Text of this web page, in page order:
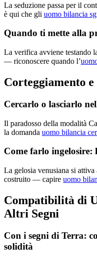
La seduzione passa per il
è qui che gli uomo bilancia
Quando ti mette alla
La verifica avviene testando
— riconoscere quando l’
Corteggiamento e
Cercarlo o lasciarlo
Il paradosso della modalità
la domanda uomo bilancia
Come farlo ingelosire:
La gelosia venusiana si
costruito — capire uomo
Compatibilità di
Altri Segni
Con i segni di Terra:
solidità